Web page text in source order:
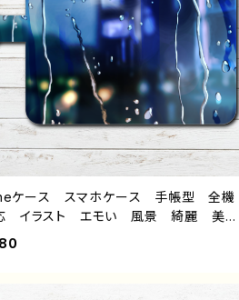
ケース スマホケース 手帳型 全機
イラスト エモい 風景 綺麗 美し
可愛い女の子 おしゃれ ノスタル
10 Xperia Googlepixel Galaxy